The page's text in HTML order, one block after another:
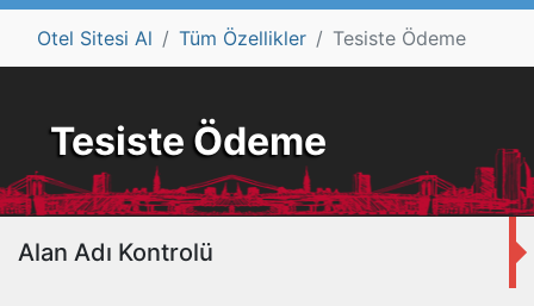
Otel Sitesi Al Tüm Özellikler Tesiste Ödeme
Tesiste Ödeme
Alan Adı Kontrolü